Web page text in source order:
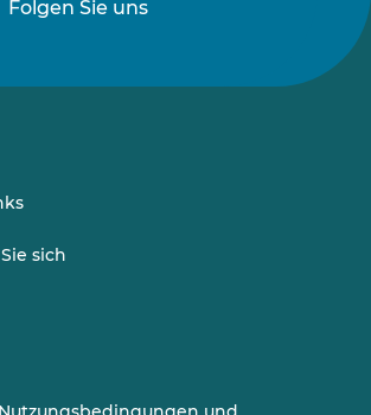
Folgen Sie uns
uns
uns
sich